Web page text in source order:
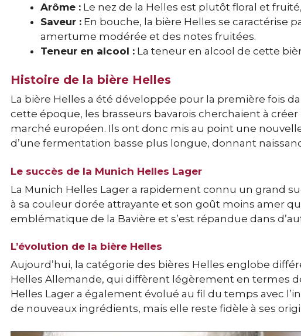
Arôme : Le nez de la Helles est plutôt floral et
Saveur : En bouche, la bière Helles se caractérise
amertume modérée et des notes fruitées.
Teneur en alcool : La teneur en alcool de cette
Histoire de la bière Helles
La bière Helles a été développée pour la première fois
cette époque, les brasseurs bavarois cherchaient à
marché européen. Ils ont donc mis au point une
d’une fermentation basse plus longue, donnant
Le succès de la Munich Helles Lager
La Munich Helles Lager a rapidement connu un grand
à sa couleur dorée attrayante et son goût moins amer
emblématique de la Bavière et s’est répandue dans
L’évolution de la bière Helles
Aujourd’hui, la catégorie des bières Helles englobe
Helles Allemande, qui diffèrent légèrement en termes
Helles Lager a également évolué au fil du temps avec
de nouveaux ingrédients, mais elle reste fidèle à ses